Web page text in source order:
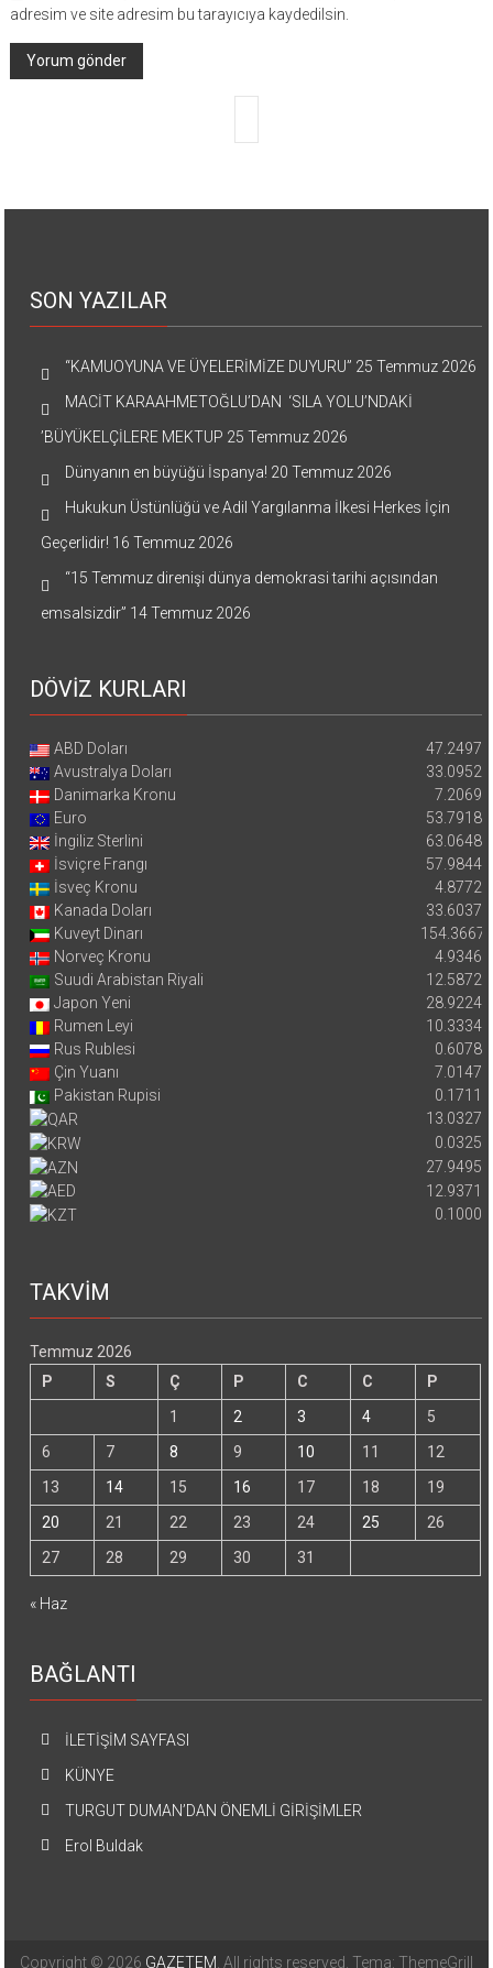
adresim ve site adresim bu tarayıcıya kaydedilsin.
SON YAZILAR
“KAMUOYUNA VE ÜYELERİMİZE DUYURU” 25 Temmuz 2026
MACİT KARAAHMETOĞLU’DAN ‘SILA YOLU’NDAKİ
’BÜYÜKELÇİLERE MEKTUP 25 Temmuz 2026
Dünyanın en büyüğü İspanya! 20 Temmuz 2026
Hukukun Üstünlüğü ve Adil Yargılanma İlkesi Herkes İçin
Geçerlidir! 16 Temmuz 2026
“15 Temmuz direnişi dünya demokrasi tarihi açısından
emsalsizdir” 14 Temmuz 2026
DÖVİZ KURLARI
ABD Doları
47.2497
Avustralya Doları
33.0952
Danimarka Kronu
7.2069
Euro
53.7918
İngiliz Sterlini
63.0648
İsviçre Frangı
57.9844
İsveç Kronu
4.8772
Kanada Doları
33.6037
Kuveyt Dinarı
154.3667
Norveç Kronu
4.9346
Suudi Arabistan Riyali
12.5872
Japon Yeni
28.9224
Rumen Leyi
10.3334
Rus Rublesi
0.6078
Çin Yuanı
7.0147
Pakistan Rupisi
0.1711
13.0327
0.0325
27.9495
12.9371
0.1000
TAKVİM
Temmuz 2026
P
S Ç P C C
P
1
2 3 4
5
6
7 8 9 10 11
12
13
14 15 16 17 18
19
20
21 22 23 24 25
26
27
28 29 30 31
« Haz
BAĞLANTI
İLETİŞİM SAYFASI
KÜNYE
TURGUT DUMAN’DAN ÖNEMLİ GİRİŞİMLER
Erol Buldak
Copyright © 2026 GAZETEM. All rights reserved. Tema: ThemeGrill